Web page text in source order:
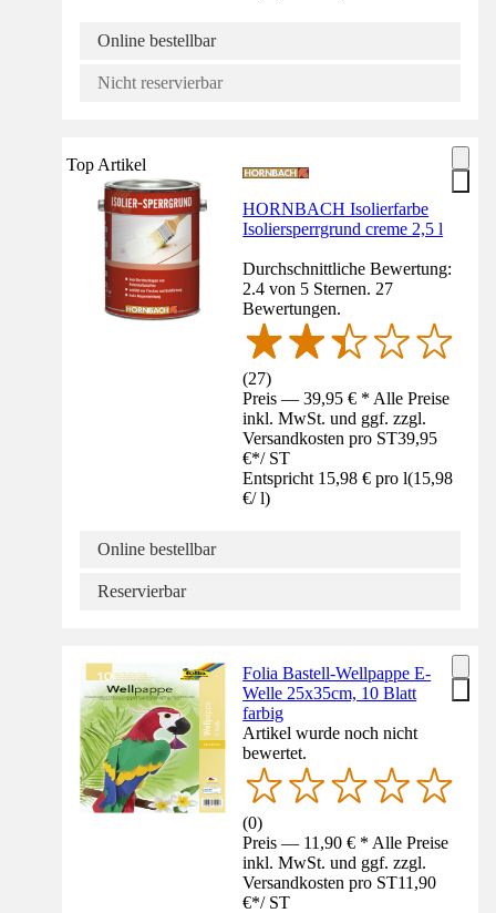
Online bestellbar
Nicht reservierbar
Top Artikel
HORNBACH Isolierfarbe
Isoliersperrgrund creme 2,5 l
Durchschnittliche Bewertung:
2.4 von 5 Sternen. 27
Bewertungen.
(27)
Preis — 39,95 € * Alle Preise
inkl. MwSt. und ggf. zzgl.
Versandkosten pro ST39,95
€*/ ST
Entspricht 15,98 € pro l(15,98
€/ l)
Online bestellbar
Reservierbar
Folia Bastell-Wellpappe E-
Welle 25x35cm, 10 Blatt
farbig
Artikel wurde noch nicht
bewertet.
(0)
Preis — 11,90 € * Alle Preise
inkl. MwSt. und ggf. zzgl.
Versandkosten pro ST11,90
€*/ ST